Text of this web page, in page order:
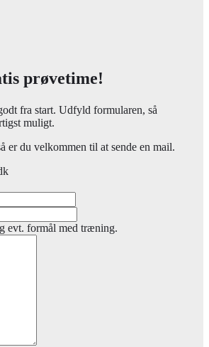
prøvetime!
fra start. Udfyld formularen, så
muligt.
er du velkommen til at sende en mail.
evt. formål med træning.